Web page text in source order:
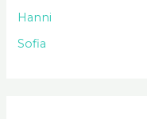
γ
ι
Hanni
Sofia